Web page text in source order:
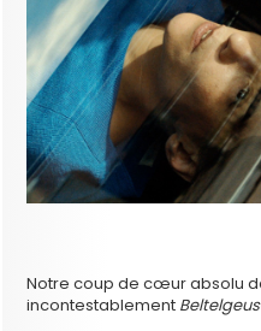
Notre coup de cœur absolu
incontestablement